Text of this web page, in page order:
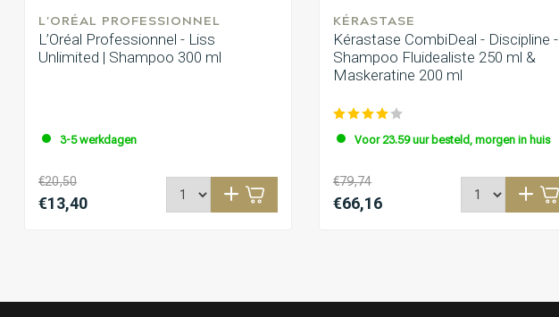
L'ORÉAL PROFESSIONNEL
L’Oréal Professionnel - Liss
Unlimited | Shampoo 300 ml
3-5 werkdagen
€20,50
€13,40
KÉRASTASE
Kérastase CombiDeal - Discipline -
Shampoo Fluidealiste 250 ml &
Maskeratine 200 ml
Voor 23.59 uur besteld, morgen in huis
€79,74
€66,16